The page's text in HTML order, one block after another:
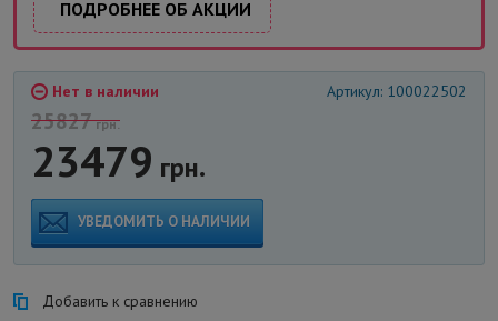
ПОДРОБНЕЕ ОБ АКЦИИ
Нет в наличии Артикул: 100022502
25827грн.
23479 грн.
УВЕДОМИТЬ О НАЛИЧИИ
Добавить к сравнению